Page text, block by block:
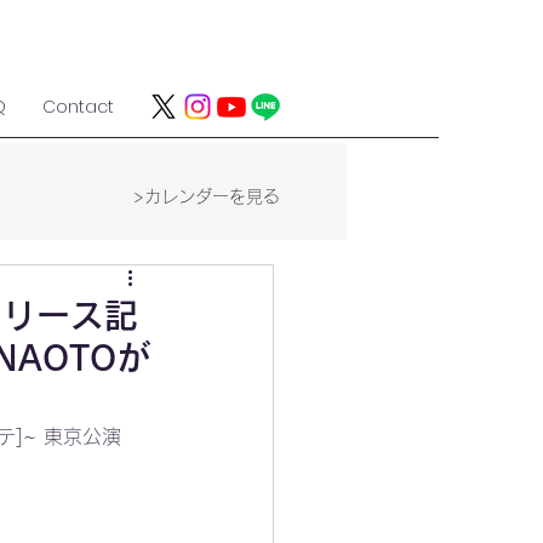
Contact
ース記
が
]~ 東京公演
>カレンダーを見る